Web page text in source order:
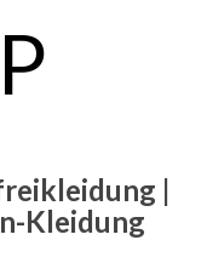
|
Kleidung